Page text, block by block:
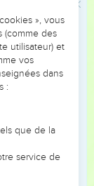
à être
en Jésus.
a été exclue.
la loi de la
juste par
? N'est-il
le Dieu des
», vous
(comme des
utilisateur) et
vos
dans
:
que de la
service de